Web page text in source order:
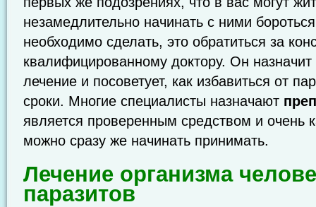
незамедлительно начинать с ними
необходимо сделать, это обратиться за
квалифицированному доктору. Он
лечение и посоветует, как избавиться от
сроки. Многие специалисты назначают
является проверенным средством и очень
можно сразу же начинать принимать.
Лечение организма
паразитов